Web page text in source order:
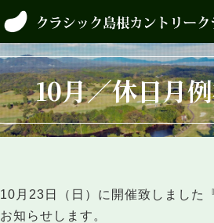
10月／休日月
10月23日（日）に開催致しました
お知らせします。